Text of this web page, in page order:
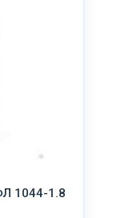
1044-1.8